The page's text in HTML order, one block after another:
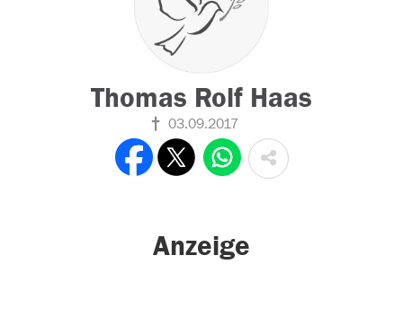
Thomas Rolf Haas
03.09.2017
Anzeige